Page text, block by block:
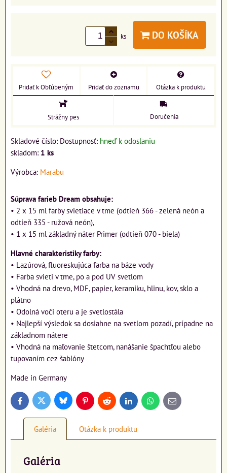
ks DO KOŠÍKA
Pridať k Obľúbeným Pridať do zoznamu Otázka k produktu
Strážny pes Doručenia
Skladové číslo: Dostupnosť: hneď k odoslaniu
skladom: 1 ks
Výrobca: Marabu
Súprava farieb Dream obsahuje:
• 2 x 15 ml farby svietiace v tme (odtieň 366 - zelená neón a
odtieň 335 - ružová neón),
• 1 x 15 ml základný náter Primer (odtieň 070 - biela)
Hlavné charakteristiky farby:
• Lazúrová, fluoreskujúca farba na báze vody
• Farba svieti v tme, po a pod UV svetlom
• Vhodná na drevo, MDF, papier, keramiku, hlinu, kov, sklo a
plátno
• Odolná voči oteru a je svetlostála
• Najlepší výsledok sa dosiahne na svetlom pozadí, prípadne na
základnom nátere
• Vhodná na maľovanie štetcom, nanášanie špachtľou alebo
tupovaním cez šablóny
Made in Germany
FacebookTwitter BlueskyPinterestReddit LinkedInWhatsApp
E-
mail
Galéria Otázka k produktu
Galéria